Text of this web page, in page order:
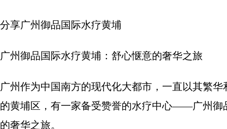
分享广州御品国际水疗黄埔
广州御品国际水疗黄埔：舒心惬意的奢华之旅
广州作为中国南方的现代化大都市，一直以其繁
的黄埔区，有一家备受赞誉的水疗中心——广州御
的奢华之旅。